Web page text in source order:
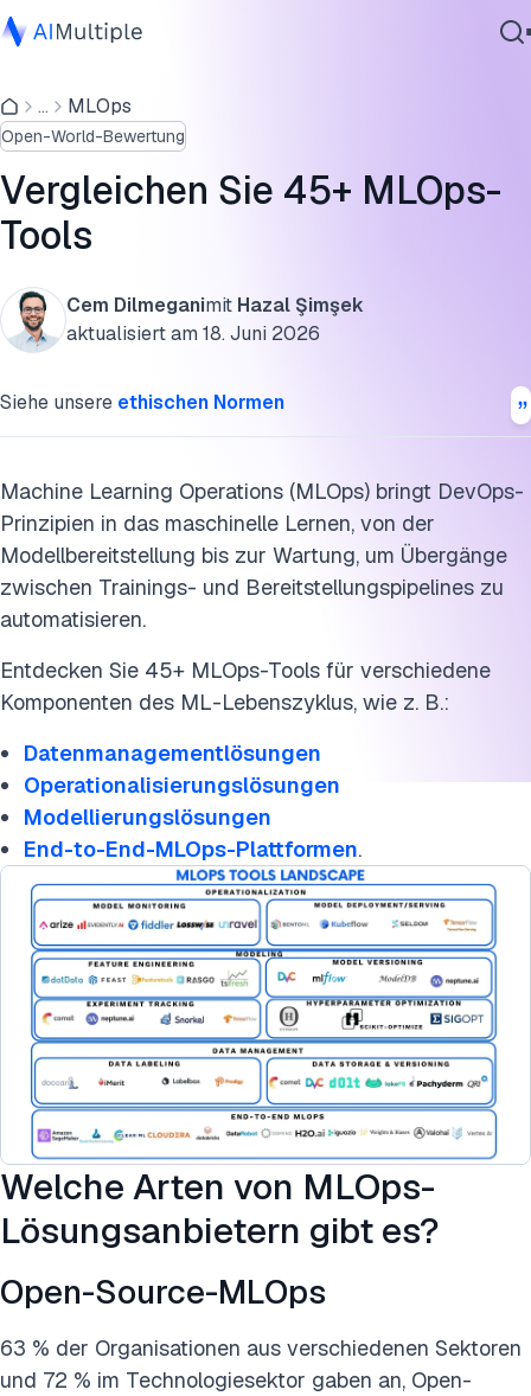
Agentische KI
Cybersicherheit
Daten
Unternehmenssoftware
Dienstleistungen
... MLOps
Open-World-Bewertung
Vergleichen Sie 45+ MLOps-
Tools
Cem Dilmeganimit Hazal Şimşek
aktualisiert am 18. Juni 2026
Siehe unsere ethischen Normen
Machine Learning Operations (MLOps) bringt DevOps-
Prinzipien in das maschinelle Lernen, von der
Modellbereitstellung bis zur Wartung, um Übergänge
zwischen Trainings- und Bereitstellungspipelines zu
automatisieren.
Entdecken Sie 45+ MLOps-Tools für verschiedene
Komponenten des ML-Lebenszyklus, wie z. B.:
Datenmanagementlösungen
Operationalisierungslösungen
Modellierungslösungen
End-to-End-MLOps-Plattformen.
Welche Arten von MLOps-
Lösungsanbietern gibt es?
Open-Source-MLOps
63 % der Organisationen aus verschiedenen Sektoren
und 72 % im Technologiesektor gaben an, Open-
Vergleichende Analyse: Wichtige Funktionen von MLOps-
Plattformen
Welche verschiedenen Arten von MLOps-Tools gibt es?
Wichtige Datenmanagementlösungen
Modellierungslösungen
Operationalisierungslösungen
Kurzliste der End-to-End-MLOps-Plattformen
Diese Forschung zitieren